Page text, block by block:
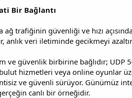
Bir Bağlantı
trafiğinin güvenliği ve hızı
veri iletiminde gecikmeyi
ve güvenlik birbirine bağlıdır;
bulut hizmetleri veya online oyunlar
ve güvenli sürüyor. Günümüz
canlı bir örneğidir.